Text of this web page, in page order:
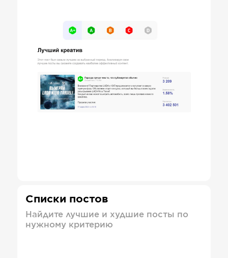
Списки постов
Найдите лучшие и худшие посты по
нужному критерию